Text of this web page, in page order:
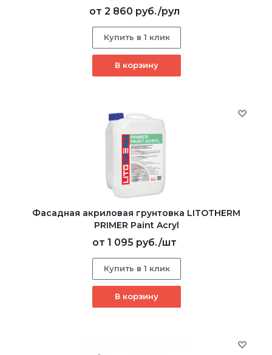
от 2 860 руб./рул
Купить в 1 клик
В корзину
Фасадная акриловая грунтовка LITOTHERM
PRIMER Paint Acryl
от 1 095 руб./шт
Купить в 1 клик
В корзину